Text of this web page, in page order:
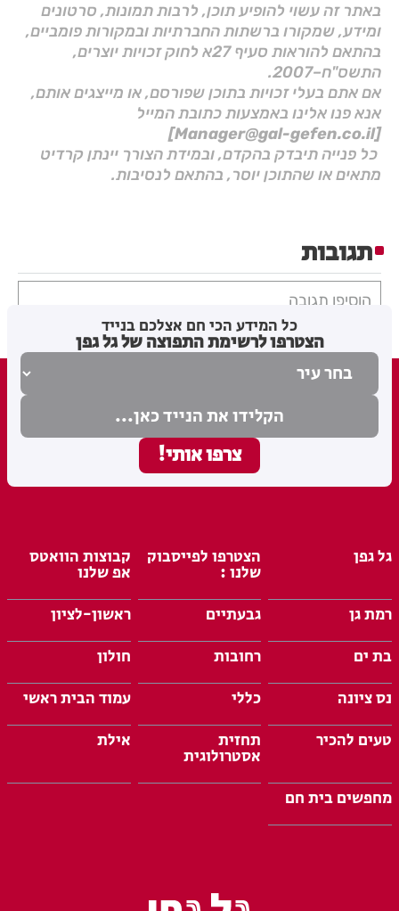
באתר זה עשוי להופיע תוכן, לרבות תמונות, סרטונים
ומידע, שמקורו ברשתות החברתיות ובמקורות פומביים,
בהתאם להוראות סעיף 27א לחוק זכויות יוצרים,
התשס"ח–2007.
אם אתם בעלי זכויות בתוכן שפורסם, או מייצגים אותם,
אנא פנו אלינו באמצעות כתובת המייל
[Manager@gal-gefen.co.il]
כל פנייה תיבדק בהקדם, ובמידת הצורך יינתן קרדיט
מתאים או שהתוכן יוסר, בהתאם לנסיבות.
תגובות
הוסיפו תגובה
כל המידע הכי חם אצלכם בנייד
הצטרפו לרשימת התפוצה של גל גפן
גל גפן הצטרפו לפייסבוק
שלנו :
קבוצות הוואטס
אפ שלנו
רמת גן
גבעתיים
ראשון-לציון
בת ים
רחובות
חולון
נס ציונה
כללי
עמוד הבית ראשי
טעים להכיר
תחזית
אסטרולוגית
אילת
מחפשים בית חם